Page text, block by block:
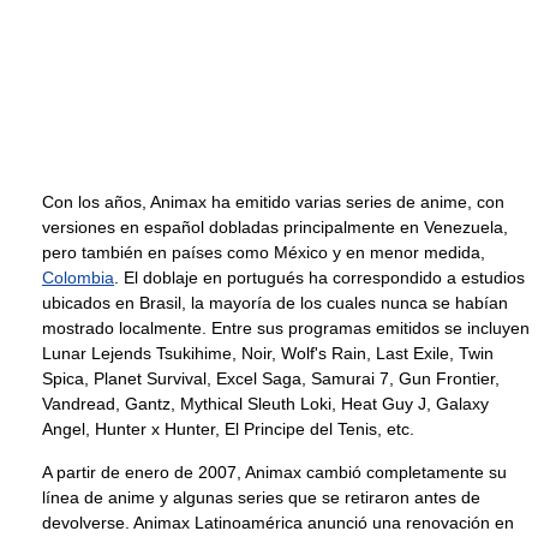
Con los años, Animax ha emitido varias series de anime, con
versiones en español dobladas principalmente en Venezuela,
pero también en países como México y en menor medida,
Colombia. El doblaje en portugués ha correspondido a estudios
ubicados en Brasil, la mayoría de los cuales nunca se habían
mostrado localmente. Entre sus programas emitidos se incluyen
Lunar Lejends Tsukihime, Noir, Wolf's Rain, Last Exile, Twin
Spica, Planet Survival, Excel Saga, Samurai 7, Gun Frontier,
Vandread, Gantz, Mythical Sleuth Loki, Heat Guy J, Galaxy
Angel, Hunter x Hunter, El Principe del Tenis, etc.
A partir de enero de 2007, Animax cambió completamente su
línea de anime y algunas series que se retiraron antes de
devolverse. Animax Latinoamérica anunció una renovación en